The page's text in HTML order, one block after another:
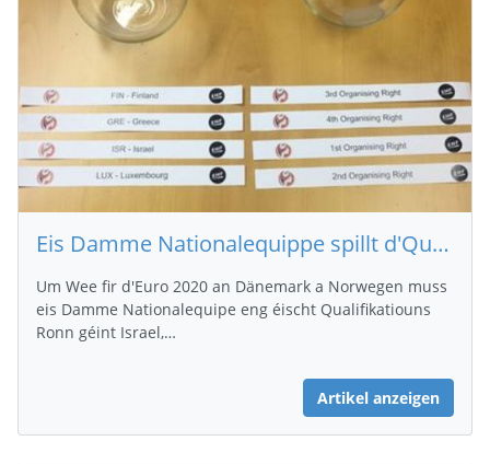
Eis Damme Nationalequippe spillt d'Quali Phase 1 vir d'Euro 2020
Um Wee fir d'Euro 2020 an Dänemark a Norwegen muss
eis Damme Nationalequipe eng éischt Qualifikatiouns
Ronn géint Israel,…
Artikel anzeigen